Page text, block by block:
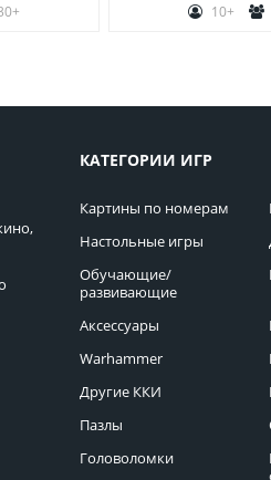
10+
КАТЕГОРИИ ИГР
Картины по номерам
Настольные игры
Обучающие/
развивающие
Аксессуары
Warhammer
Другие ККИ
Пазлы
Головоломки